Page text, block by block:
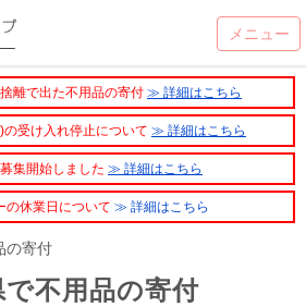
離で出た不用品の寄付 ≫ 詳細はこちら
受け入れ停止について ≫ 詳細はこちら
集開始しました ≫ 詳細はこちら
の休業日について ≫ 詳細はこちら
の寄付
で不用品の寄付